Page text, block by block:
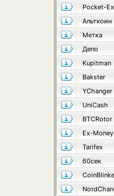
Pocket-
Альткоин
Метка
Депо
Kupitman
Bakster
YChanger
UniCash
BTCRotor
Ex-Money
Tarifex
60сек